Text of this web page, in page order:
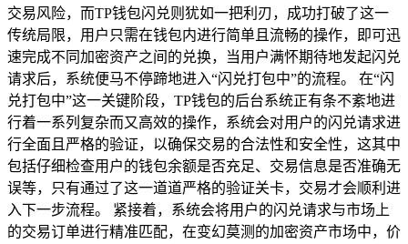
交易风险，而TP钱包闪兑则犹如一把利刃，成功打破了这一
传统局限，用户只需在钱包内进行简单且流畅的操作，即可迅
速完成不同加密资产之间的兑换，当用户满怀期待地发起闪兑
请求后，系统便马不停蹄地进入“闪兑打包中”的流程。 在“闪
兑打包中”这一关键阶段，TP钱包的后台系统正有条不紊地进
行着一系列复杂而又高效的操作，系统会对用户的闪兑请求进
行全面且严格的验证，以确保交易的合法性和安全性，这其中
包括仔细检查用户的钱包余额是否充足、交易信息是否准确无
误等，只有通过了这一道道严格的验证关卡，交易才会顺利进
入下一步流程。 紧接着，系统会将用户的闪兑请求与市场上
的交易订单进行精准匹配，在变幻莫测的加密资产市场中，价